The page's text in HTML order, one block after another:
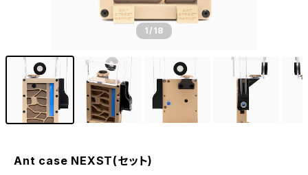
1/18
Ant case NEXST(セット)